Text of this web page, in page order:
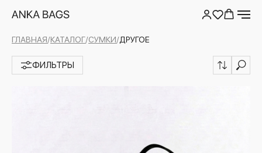
ГЛАВНАЯ/КАТАЛОГ/СУМКИ/ДРУГОЕ
ФИЛЬТРЫ